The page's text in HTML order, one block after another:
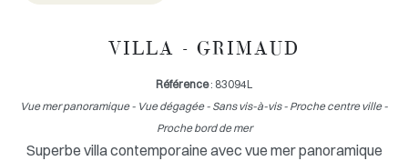
VILLA - GRIMAUD
Référence: 83094L
Vue mer panoramique - Vue dégagée - Sans vis-à-vis - Proche centre ville -
Proche bord de mer
Superbe villa contemporaine avec vue mer panoramique